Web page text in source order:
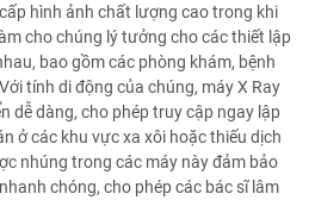
hình ảnh chất lượng cao trong khi
cho chúng lý tưởng cho các thiết lập
bao gồm các phòng khám, bệnh
tính di động của chúng, máy X Ray
dễ dàng, cho phép truy cập ngay lập
ở các khu vực xa xôi hoặc thiếu dịch
nhúng trong các máy này đảm bảo
chóng, cho phép các bác sĩ lâm